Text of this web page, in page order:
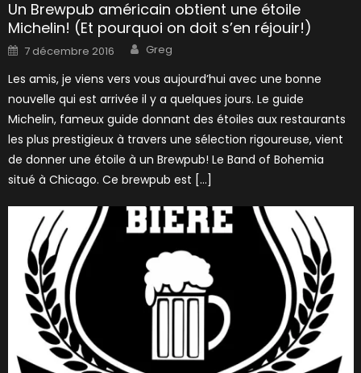
Un Brewpub américain obtient une étoile
Michelin! (Et pourquoi on doit s’en réjouir!)
Posted
on
7 décembre 2016 Author
Greg
Les amis, je viens vers vous aujourd’hui avec une bonne
nouvelle qui est arrivée il y a quelques jours. Le guide
Michelin, fameux guide donnant des étoiles aux restaurants
les plus prestigieux à travers une sélection rigoureuse, vient
de donner une étoile à un Brewpub! Le Band of Bohemia
situé à Chicago. Ce brewpub est […]